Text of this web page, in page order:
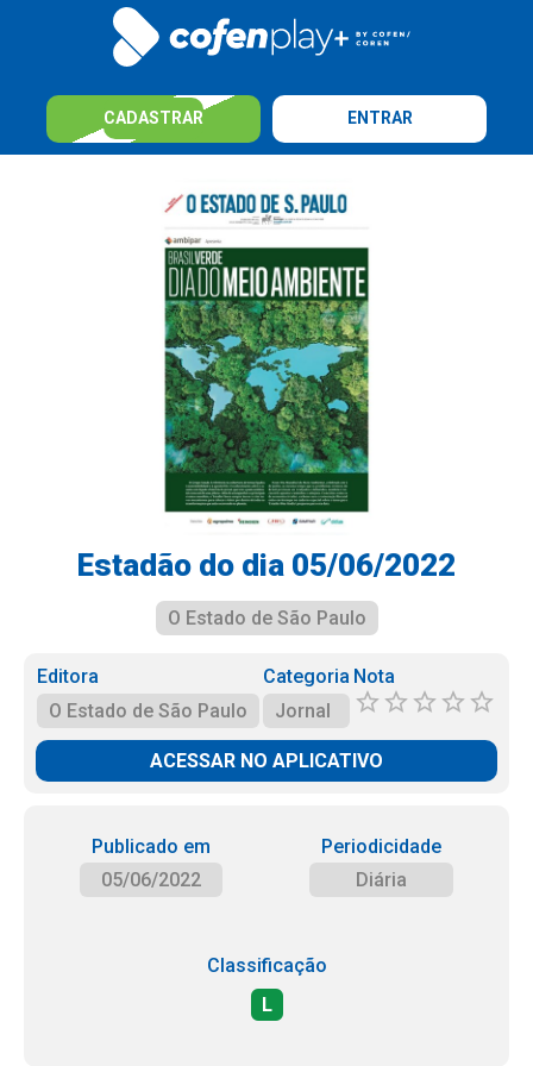
CADASTRAR ENTRAR
Estadão do dia 05/06/2022
O Estado de São Paulo
Editora
O Estado de São Paulo
Categoria
Jornal
Nota
ACESSAR NO APLICATIVO
Publicado em
05/06/2022
Periodicidade
Diária
Classificação
L